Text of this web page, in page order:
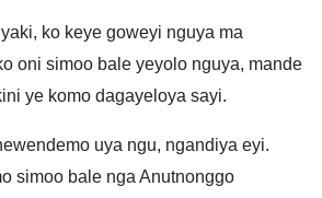
ko keye goweyi nguya ma
oni simoo bale yeyolo nguya, mande
ye komo dagayeloya sayi.
uya ngu, ngandiya eyi.
simoo bale nga Anutnonggo